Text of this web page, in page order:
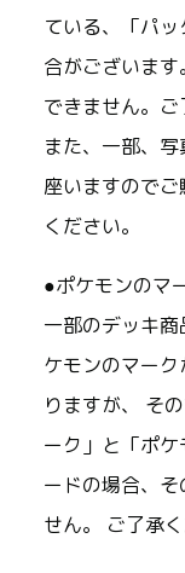
ている、「パ
合がございま
できません。ご
また、一部、
座いますので
ください。
●ポケモンのマ
一部のデッキ
ケモンのマー
りますが、 そ
ーク」と「ポ
ードの場合、
せん。 ご了承く